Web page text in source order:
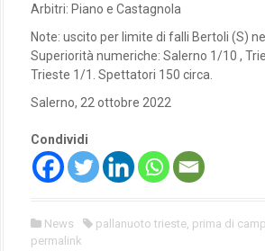
Arbitri: Piano e Castagnola
Note: uscito per limite di falli Bertoli (S)
Superiorità numeriche: Salerno 1/10 ,
Trieste 1/1. Spettatori 150 circa.
Salerno, 22 ottobre 2022
Condividi
News pallanuoto trieste, prima di
permalink